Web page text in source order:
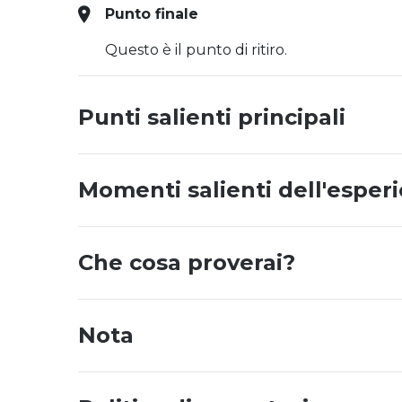
Punto finale
Questo è il punto di ritiro.
Punti salienti principali
Momenti salienti
Che cosa proverai?
Nota